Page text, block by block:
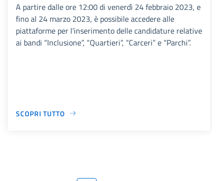
A partire dalle ore 12:00 di venerdì 24 febbraio 2023, e
fino al 24 marzo 2023, è possibile accedere alle
piattaforme per l’inserimento delle candidature relative
ai bandi “Inclusione”, “Quartieri”, “Carceri” e “Parchi”.
SCOPRI TUTTO